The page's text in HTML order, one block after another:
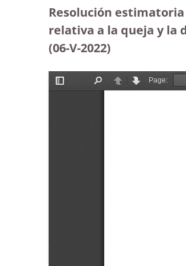
Resolución
relativa a la queja y la
(06-V-2022)